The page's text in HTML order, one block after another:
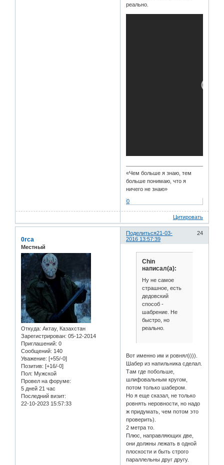
реально.
«Чем больше я знаю, тем
больше понимаю, что я
ничего не знаю»
0
Цитировать
Поделиться 24
21-03-
2016 13:57:39
0rca
Местный
Откуда: Актау, Казахстан
Зарегистрирован: 05-12-2014
Приглашений: 0
Сообщений: 140
Уважение: [+55/-0]
Позитив: [+16/-0]
Пол: Мужской
Провел на форуме:
5 дней 21 час
Последний визит:
22-10-2023 15:57:33
Chin
написал(а):
Ну не самое
страшное, есть
дедовский
способ -
шабрение. Не
быстро, но
реально.
Вот именно им и ровнял)))).
Шабер из напильника сделал.
Там где побольше,
шлифовальным кругом,
потом только шабером.
Но я еще сказал, не только
ровнять неровности, но надо
ж придумать, чем потом это
проверить).
2 метра то.
Плюс, направляющих две,
они должны лежать в одной
плоскости и быть строго
параллельны друг другу.